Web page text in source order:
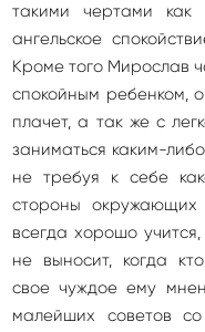
такими чертами как
ангельское
Кроме того Мирослав
спокойным ребенком,
плачет, а так же с
заниматься каким-
не требуя к себе
стороны окружающих
всегда хорошо
не выносит, когда
свое чуждое ему
малейших советов